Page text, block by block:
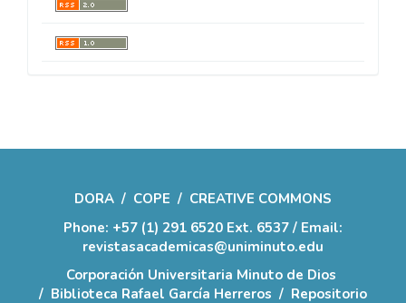
DORA / COPE / CREATIVE COMMONS
Phone: +57 (1) 291 6520 Ext. 6537 / Email:
revistasacademicas@uniminuto.edu
Corporación Universitaria Minuto de Dios
/ Biblioteca Rafael García Herreros / Repositorio